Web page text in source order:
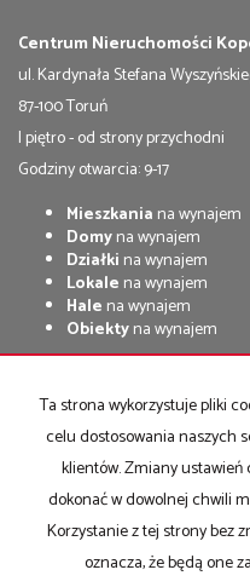
Centrum Nieruchomości
ul. Kardynała Stefana
87-100 Toruń
I piętro - od strony przychodni
Godziny otwarcia: 9-17
Mieszkania na wynajem
Domyna wynajem
Działki na wynajem
Lokale na wynajem
Hale na wynajem
Obiektyna wynajem
Domy
na sprzedaż
Działkina sprzedaż
Lokalena sprzedaż
Halena sprzedaż
Obiekty
na sprzedaż
Strona główna Kup Sprzedaj
Ta strona wykorzystuje pliki
celu dostosowania naszych
klientów. Zmiany
dokonać w dowolnej chwili
Korzystanie z tej strony bez
oznacza, że będą one